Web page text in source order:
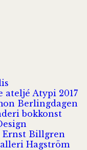
ateljé Atypi 2017
Berlingdagen
bokkonst
Ernst Billgren
Hagström